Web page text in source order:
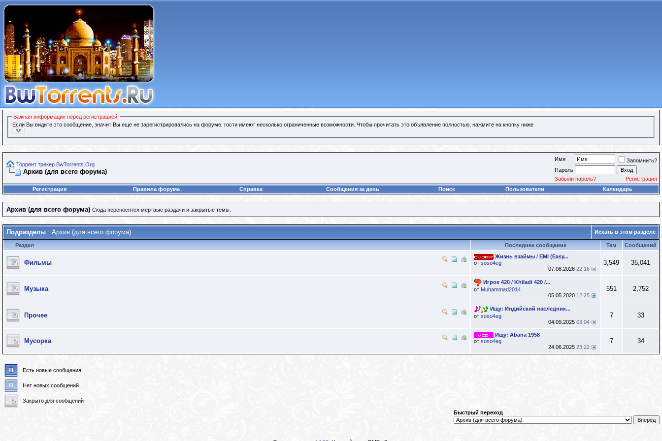
Важная информация перед регистрацией!
Если Вы видите это сообщение, значит Вы еще не зарегистрировались на форуме, гости имеют несколько ограниченные возможности. Чтобы прочитать это объявление полностью, нажмите на кнопку ниже
Торрент трекер BwTorrents.Org
Архив (для всего форума)
Имя
Запомнить?
Пароль
Забыли пароль?
Регистрация
Регистрация
Правила форума Справка Сообщения за день Поиск Пользователи Календарь
Архив (для всего форума) Сюда переносятся мертвые раздачи и закрытые темы.
Подразделы : Архив (для всего форума) Искать в этом разделе
Раздел Последнее сообщение Тем Сообщений
Фильмы
Жизнь взаймы / EMI (Easy...
от soso4eg
07.08.2026 22:16
3,549 35,041
Музыка
Игрок 420 / Khiladi 420 /...
от Muhammad2014
05.05.2020 12:25
551 2,752
Прочее
Ищу: Индийский наследник...
от soso4eg
04.09.2025 03:04
7 33
Мусорка
Ищу: Abana 1958
от soso4eg
24.06.2025 23:22
7 34
Есть новые сообщения
Нет новых сообщений
Закрыто для сообщений
Быстрый переход